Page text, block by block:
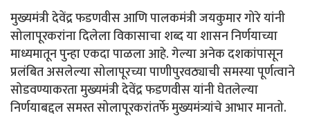
मुख्यमंत्री देवेंद्र फडणवीस आणि पालकमंत्री जयकुमार गोरे यांनी
सोलापूरकरांना दिलेला विकासाचा शब्द या शासन निर्णयाच्या
माध्यमातून पुन्हा एकदा पाळला आहे. गेल्या अनेक दशकांपासून
प्रलंबित असलेल्या सोलापूरच्या पाणीपुरवठ्याची समस्या पूर्णत्वाने
सोडवण्याकरता मुख्यमंत्री देवेंद्र फडणवीस यांनी घेतलेल्या
निर्णयाबद्दल समस्त सोलापूरकरांतर्फे मुख्यमंत्र्यांचे आभार मानतो.